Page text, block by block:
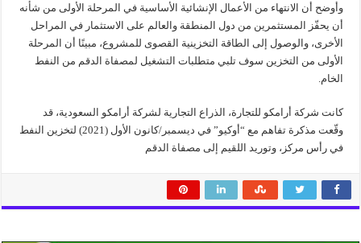
وأوضح أن الانتهاء من الأعمال الإنشائية الأساسية في المرحلة الأولى من شأنه
أن يحفّز المستثمرين من دول المنطقة والعالم على الاستثمار في المراحل
الأخرى، والوصول إلى الطاقة التخزينية القصوى للمشروع، مبينًا أن المرحلة
الأولى من التخزين سوف تلبي متطلبات التشغيل لمصفاة الدقم من النفط
الخام.
كانت شركة أرامكو للتجارة، الذراع التجارية لشركة أرامكو السعودية، قد
وقّعت مذكرة تفاهم مع “أوكيو” في ديسمبر/كانون الأول (2021) لتخزين النفط
في رأس مركز، وتوريد اللقيم إلى مصفاة الدقم